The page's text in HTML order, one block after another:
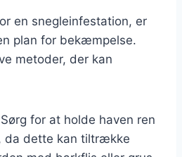
en snegleinfestation, er
plan for bekæmpelse.
metoder, der kan
for at holde haven ren
da dette kan tiltrække